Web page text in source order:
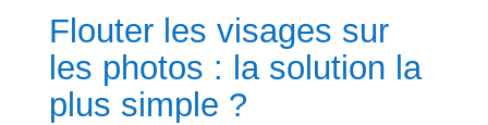
Flouter les visages sur
les photos : la solution la
plus simple ?